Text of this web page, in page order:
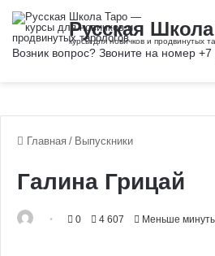
Главная / Выпускники
Галина Грицай
0 4 607 Меньше